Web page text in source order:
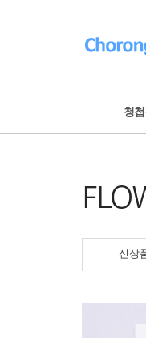
청
신상
신상품
포토 청
내지 컬